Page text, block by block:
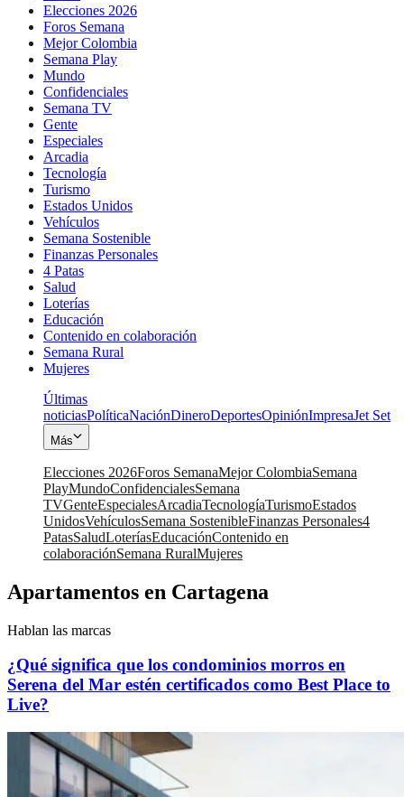
Elecciones 2026
Foros Semana
Mejor Colombia
Semana Play
Mundo
Confidenciales
Semana TV
Gente
Especiales
Arcadia
Tecnología
Turismo
Estados Unidos
Vehículos
Semana Sostenible
Finanzas Personales
4 Patas
Salud
Loterías
Educación
Contenido en colaboración
Semana Rural
Mujeres
Últimas
noticiasPolíticaNaciónDineroDeportesOpiniónImpresaJet Set
Más
Elecciones 2026Foros SemanaMejor ColombiaSemana
PlayMundoConfidencialesSemana
TVGenteEspecialesArcadiaTecnologíaTurismoEstados
UnidosVehículosSemana SostenibleFinanzas Personales4
PatasSaludLoteríasEducaciónContenido en
colaboraciónSemana RuralMujeres
Apartamentos en Cartagena
Hablan las marcas
¿Qué significa que los condominios morros en
Serena del Mar estén certificados como Best Place to
Live?